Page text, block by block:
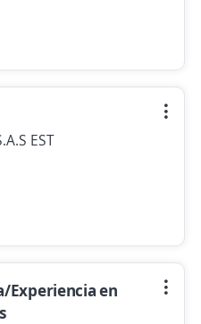
EST
Experiencia en